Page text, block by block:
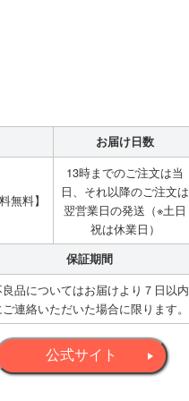
お届け日数
無料】
13時までのご注文は当
日、それ以降のご注文は
翌営業日の発送（※土日
祝は休業日）
保証期間
品についてはお届けより７日以内
ご連絡いただいた場合に限ります。
公式サイト